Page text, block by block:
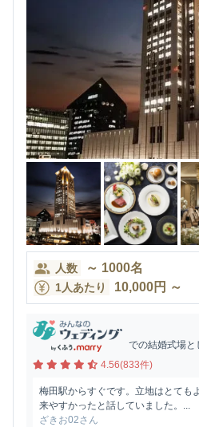
人数 ～ 1000名
1人あたり 10,000円 ～
での結婚式場と
4.56(833件)
梅田駅からすぐです。立地はとても
来やすかったと話していました。...
ざきお02さん